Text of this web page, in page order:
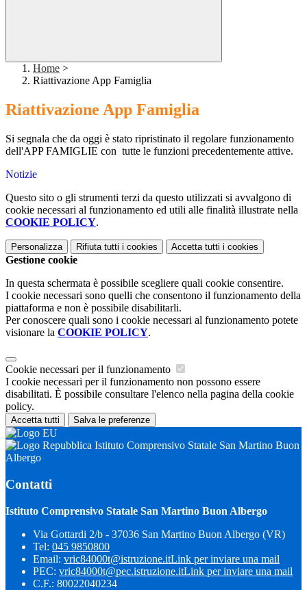
Home >
Riattivazione App Famiglia
Riattivazione App Famiglia
Si segnala che da oggi è stato ripristinato il regolare funzionamento
dell'APP FAMIGLIE con tutte le funzioni precedentemente attive.
Notizie
Questo sito o gli strumenti terzi da questo utilizzati si avvalgono di
cookie necessari al funzionamento ed utili alle finalità illustrate nella
COOKIE POLICY.
Personalizza Rifiuta tutti i cookies Accetta tutti i cookies
Gestione cookie
In questa schermata è possibile scegliere quali cookie consentire.
I cookie necessari sono quelli che consentono il funzionamento della
piattaforma e non è possibile disabilitarli.
Per conoscere quali sono i cookie necessari al funzionamento potete
visionare la COOKIE POLICY.
Cookie necessari per il funzionamento
I cookie necessari per il funzionamento non possono essere
disabilitati. È possibile consultare l'elenco nella pagina della cookie
policy.
Accetta tutti Salva le preferenze
Istituto Comprensivo Statale San Martino Buon
Albergo
Contatti
Istituto Comprensivo Statale San Martino Buon Albergo
Via Gottardi 2/b - 37036 San Martino Buon Albergo (VR)
Tel: 045 9850800
Email: vric84000t@istruzione.itLink per inviare una mail
PEC: vric84000t@pec.istruzione.itLink per inviare una mail
C.F.: 80022040234